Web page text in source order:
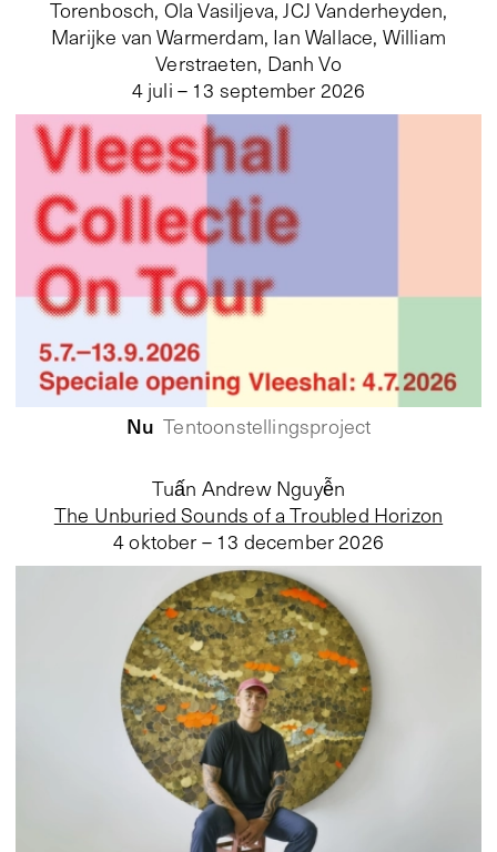
Torenbosch, Ola Vasiljeva, JCJ Vanderheyden,
Marijke van Warmerdam, Ian Wallace, William
Verstraeten, Danh Vo
4 juli – 13 september 2026
Nu Tentoonstellingsproject
The Unburied Sounds of a Troubled Horizon
Tuấn Andrew Nguyễn
4 oktober – 13 december 2026